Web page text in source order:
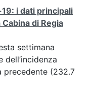
i dati principali
di Regia
settimana
dell’incidenza
precedente (232.7